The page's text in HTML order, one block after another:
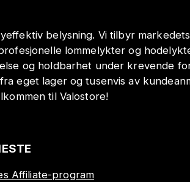
belysning. Vi tilbyr
lommelykter og
og holdbarhet under krevende
eget lager og tusenvis av
til Valostore!
Affiliate-program